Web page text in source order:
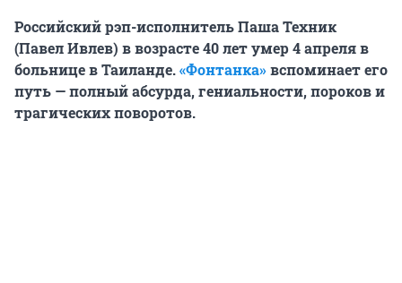
Российский рэп-исполнитель Паша Техник
(Павел Ивлев) в возрасте 40 лет умер 4 апреля в
больнице в Таиланде.«Фонтанка»вспоминает его
путь — полный абсурда, гениальности, пороков и
трагических поворотов.